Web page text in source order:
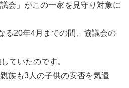
会」がこの一家を見守り対象に
る20年4月までの間、協議会の
ていたのです。
族も3人の子供の安否を気遣